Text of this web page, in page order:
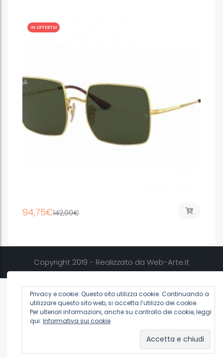
IN OFFERTA!
94,75€142,00€
Copyright 2019 - Realizzato da Web-Arte.it
Privacy e cookie: Questo sito utilizza cookie. Continuando a
utilizzare questo sito web, si accetta l’utilizzo dei cookie.
Per ulteriori informazioni, anche su controllo dei cookie, leggi
qui: Informativa sui cookie